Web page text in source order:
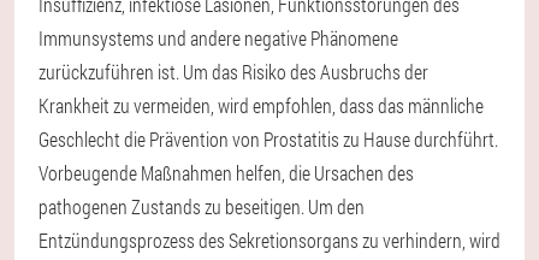
Immunsystems und andere negative Phänomene
zurückzuführen ist. Um das Risiko des Ausbruchs der
Krankheit zu vermeiden, wird empfohlen, dass das männliche
Geschlecht die Prävention von Prostatitis zu Hause durchführt.
Vorbeugende Maßnahmen helfen, die Ursachen des
pathogenen Zustands zu beseitigen. Um den
Entzündungsprozess des Sekretionsorgans zu verhindern, wird